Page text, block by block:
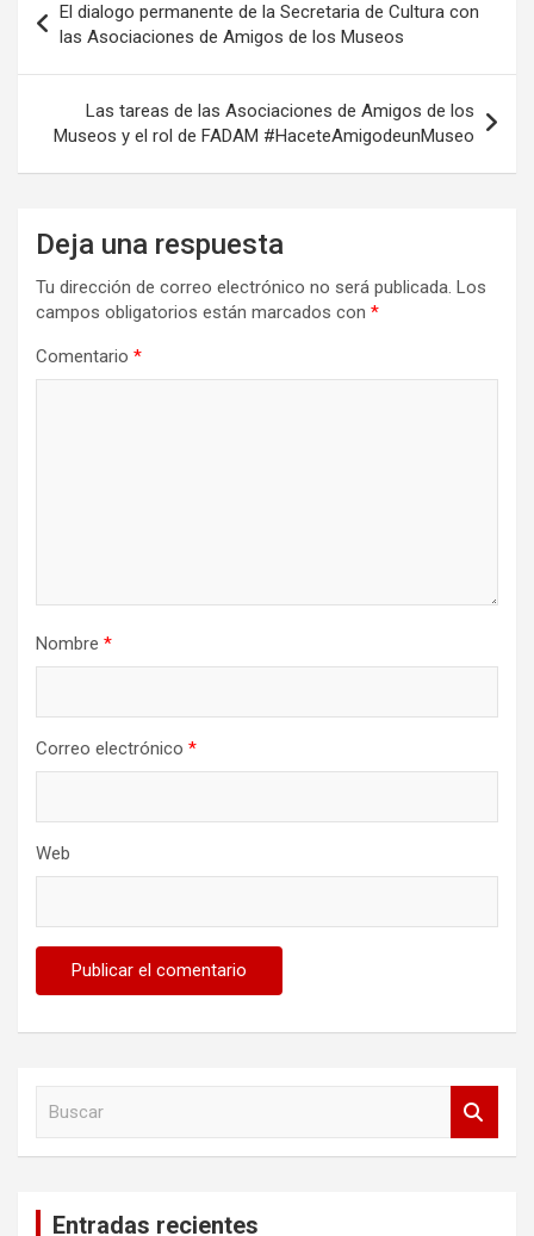
k
n
de
entradas
El dialogo permanente de la Secretaria de Cultura con
las Asociaciones de Amigos de los Museos
Las tareas de las Asociaciones de Amigos de los
Museos y el rol de FADAM #HaceteAmigodeunMuseo
Deja una respuesta
Tu dirección de correo electrónico no será publicada. Los
campos obligatorios están marcados con *
Comentario *
Nombre *
Correo electrónico *
Web
Entradas recientes